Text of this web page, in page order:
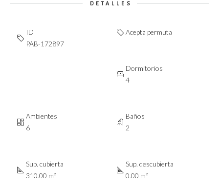
DETALLES
ID
PAB-172897
Acepta permuta
Dormitorios
4
Ambientes
6
Baños
2
Sup. cubierta
310.00 m²
Sup. descubierta
0.00 m²